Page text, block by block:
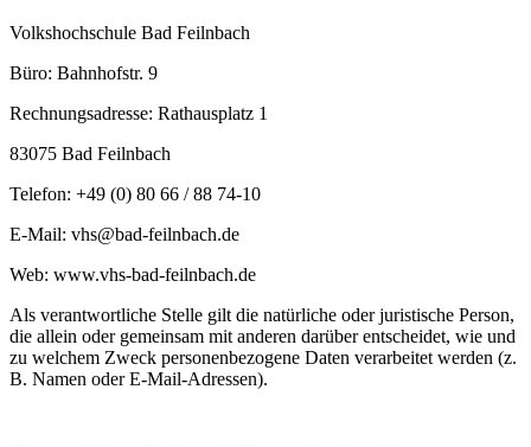
Volkshochschule Bad Feilnbach
Büro: Bahnhofstr. 9
Rechnungsadresse: Rathausplatz 1
83075 Bad Feilnbach
Telefon: +49 (0) 80 66 / 88 74-10
E-Mail: vhs@bad-feilnbach.de
Web: www.vhs-bad-feilnbach.de
Als verantwortliche Stelle gilt die natürliche oder juristische Person,
die allein oder gemeinsam mit anderen darüber entscheidet, wie und
zu welchem Zweck personenbezogene Daten verarbeitet werden (z.
B. Namen oder E-Mail-Adressen).